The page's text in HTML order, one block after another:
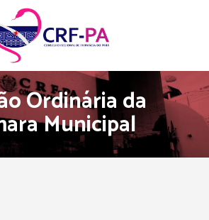
Ordinária da
Municipal